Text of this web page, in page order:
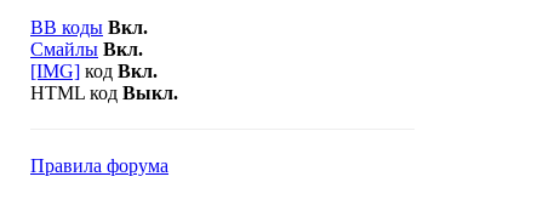
BB коды Вкл.
Смайлы Вкл.
[IMG] код Вкл.
HTML код Выкл.
Правила форума